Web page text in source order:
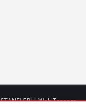
| Web Tasarım